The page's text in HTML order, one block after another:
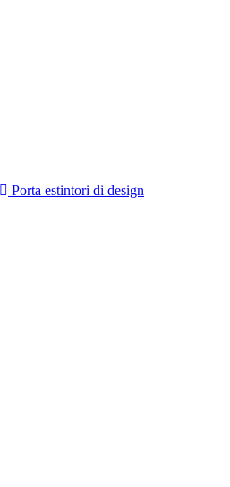
Porta estintori di design